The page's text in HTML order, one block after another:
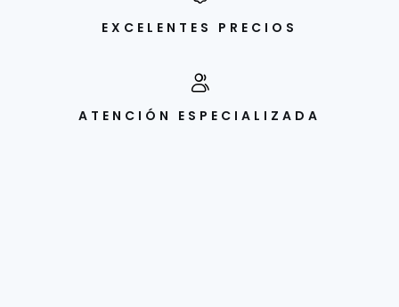
EXCELENTES PRECIOS
ATENCIÓN ESPECIALIZADA